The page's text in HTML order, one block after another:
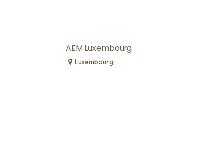
AEM Luxembourg
Luxembourg